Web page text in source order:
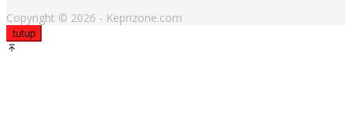
Copyright © 2026 - Keprizone.com
tutup